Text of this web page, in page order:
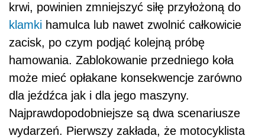
krwi, powinien zmniejszyć siłę przyłożoną do
klamki hamulca lub nawet zwolnić całkowicie
zacisk, po czym podjąć kolejną próbę
hamowania. Zablokowanie przedniego koła
może mieć opłakane konsekwencje zarówno
dla jeźdźca jak i dla jego maszyny.
Najprawdopodobniejsze są dwa scenariusze
wydarzeń. Pierwszy zakłada, że motocyklista